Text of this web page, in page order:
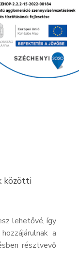
Ügyintézés
Kultúra
közötti
lehetővé, így
a
résztvevő